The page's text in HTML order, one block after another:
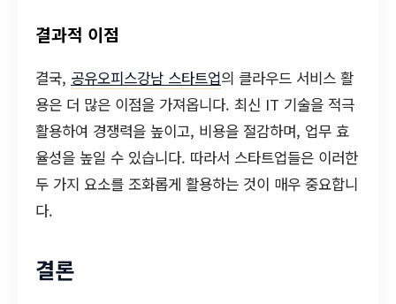
결과적 이점
결국, 공유오피스강남 스타트업의 클라우드 서비스 활
용은 더 많은 이점을 가져옵니다. 최신 IT 기술을 적극
활용하여 경쟁력을 높이고, 비용을 절감하며, 업무 효
율성을 높일 수 있습니다. 따라서 스타트업들은 이러한
두 가지 요소를 조화롭게 활용하는 것이 매우 중요합니
다.
결론